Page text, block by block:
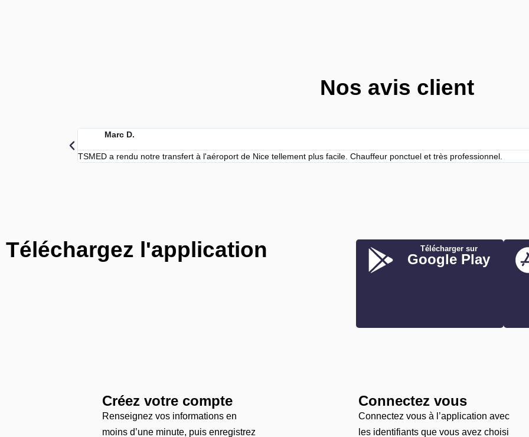
Nos avis client
Marc D.
TSMED a rendu notre transfert à l'aéroport de Nice tellement plus facile. Chauffeur ponctuel et très professionnel.
Téléchargez l'application Télécharger sur
Google Play
Créez votre compte
Renseignez vos informations en
moins d’une minute, puis enregistrez
Connectez vous
Connectez vous à l’application avec
les identifiants que vous avez choisi